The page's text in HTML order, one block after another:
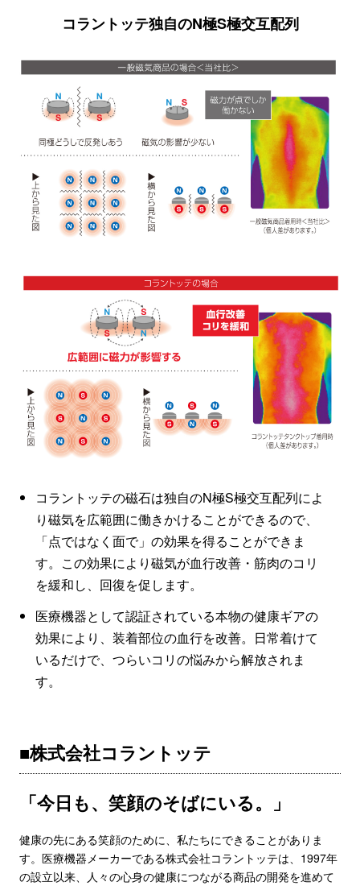
コラントッテ独自のN極S極交互配列
コラントッテの磁石は独自のN極S極交互配列によ
り磁気を広範囲に働きかけることができるので、
「点ではなく面で」の効果を得ることができま
す。この効果により磁気が血行改善・筋肉のコリ
を緩和し、回復を促します。
医療機器として認証されている本物の健康ギアの
効果により、装着部位の血行を改善。日常着けて
いるだけで、つらいコリの悩みから解放されま
す。
■株式会社コラントッテ
「今日も、笑顔のそばにいる。」
健康の先にある笑顔のために、私たちにできることがありま
す。医療機器メーカーである株式会社コラントッテは、1997年
の設立以来、人々の心身の健康につながる商品の開発を進めて